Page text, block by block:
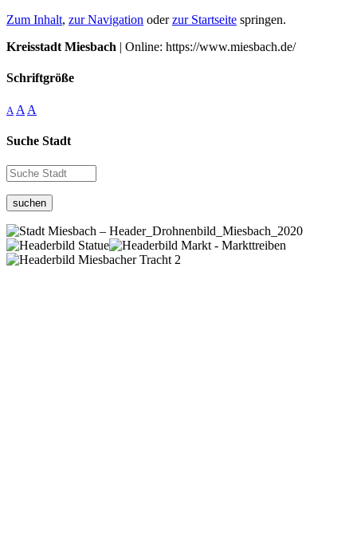
Zum Inhalt, zur Navigation oderzur Startseite springen.
Kreisstadt Miesbach | Online: https://www.miesbach.de/
Schriftgröße
A A A
Suche Stadt
suchen